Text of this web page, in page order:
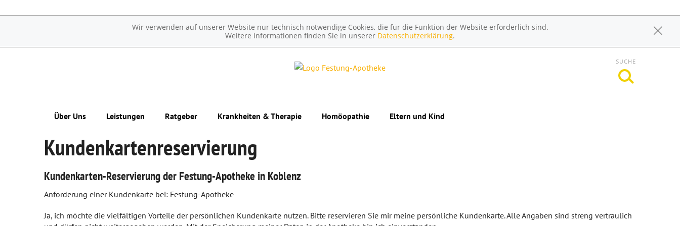
Wir verwenden auf unserer Website nur technisch notwendige Cookies, die für die Funktion der Website erforderlich sind.
Weitere Informationen finden Sie in unserer Datenschutzerklärung.
SUCHE
Über Uns
Unsere Apotheke
Ohne Rezepte keine Apotheken vor Ort!
Leistungen
Übersicht
Beipackzettelsuche
Ratgeber Krankheiten & Therapie
Erkrankungen im Alter
Augen
Homöopathie Eltern und Kind
Kinderkrankheiten
Kundenkartenreservierung
Kundenkarten-Reservierung der Festung-Apotheke in Koblenz
Anforderung einer Kundenkarte bei: Festung-Apotheke
Ja, ich möchte die vielfältigen Vorteile der persönlichen Kundenkarte nutzen. Bitte reservieren Sie mir meine persönliche Kundenkarte. Alle Angaben sind streng vertraulich